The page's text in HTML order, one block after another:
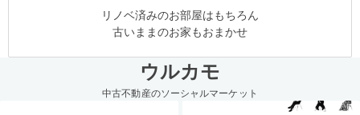
リノベ済みのお部屋はもちろん
古いままのお家もおまかせ
ウルカモ
中古不動産のソーシャルマーケット